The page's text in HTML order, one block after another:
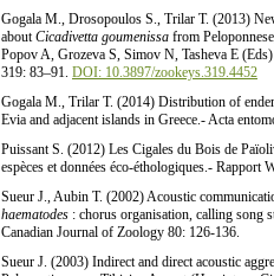
Gogala M., Drosopoulos S., Trilar T. (2013)
aboutCicadivetta goumenissa from
Popov A, Grozeva S, Simov N, Tasheva E
319: 83–91. DOI: 10.3897/zookeys.319.4452
Gogala M., Trilar T. (2014) Distribution of
Evia and adjacent islands in Greece.- Acta
Puissant S. (2012) Les Cigales du Bois de
espèces et données éco-éthologiques.- Rapport
Sueur J., Aubin T. (2002) Acoustic
haematodes : chorus organisation, calling song
Canadian Journal of Zoology 80: 126-136.
Sueur J. (2003) Indirect and direct acoustic